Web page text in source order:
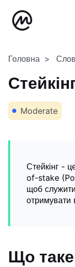
Головна
Moderate
Стейкінг -
of-stake
щоб
отримувати
Що таке